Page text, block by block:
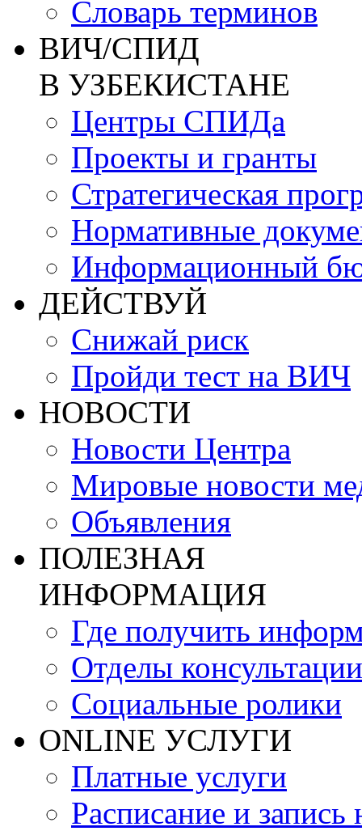
Словарь терминов
ВИЧ/СПИД
В УЗБЕКИСТАНЕ
Центры СПИДа
Проекты и гранты
Стратегическая
Нормативные
Информационный
ДЕЙСТВУЙ
Снижай риск
Пройди тест на ВИЧ
НОВОСТИ
Новости Центра
Мировые новости
Объявления
ПОЛЕЗНАЯ
ИНФОРМАЦИЯ
Где получить
Отделы консультации
Социальные ролики
ONLINE УСЛУГИ
Платные услуги
Расписание и запись